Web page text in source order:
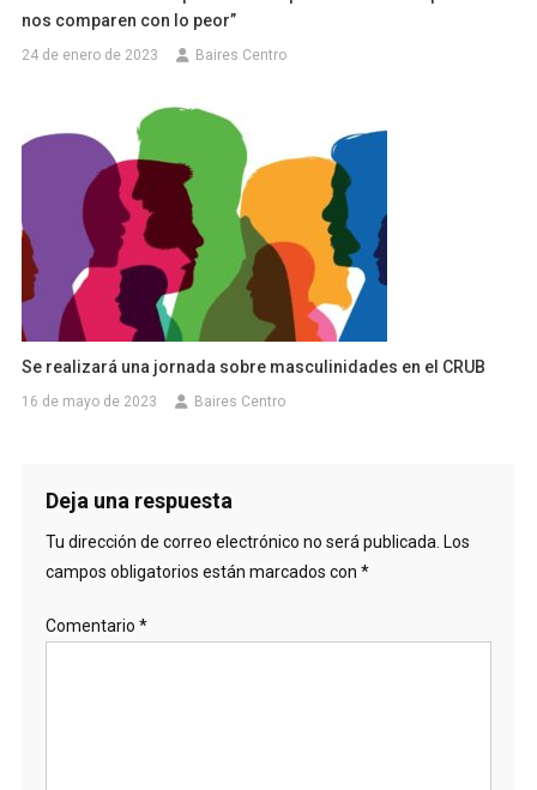
nos comparen con lo peor”
24 de enero de 2023 Baires Centro
Se realizará una jornada sobre masculinidades en el CRUB
16 de mayo de 2023 Baires Centro
Deja una respuesta
Tu dirección de correo electrónico no será publicada. Los
campos obligatorios están marcados con *
Comentario *